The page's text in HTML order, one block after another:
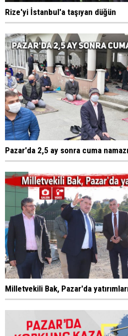
Rize'yi İstanbul'a taşıyan düğün
Pazar'da 2,5 ay sonra cuma
Milletvekili Bak, Pazar'da